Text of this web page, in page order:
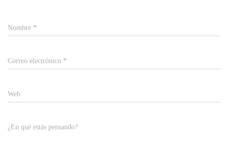
Nombre *
Correo electrónico *
Web
¿En qué estás pensando?